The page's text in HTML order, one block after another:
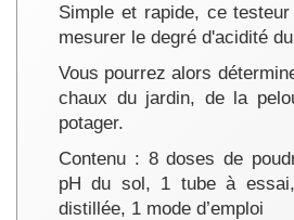
Simple et rapide, ce
mesurer le degré d'acidité
Vous pourrez alors
chaux du jardin, de la
potager.
Contenu : 8 doses de
pH du sol, 1 tube à
distillée, 1 mode d’emploi